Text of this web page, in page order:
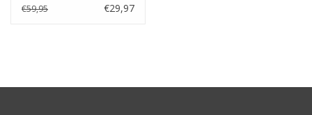
€59,95 €29,97